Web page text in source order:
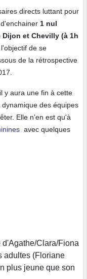
directs luttant pour
1 nul
et Chevilly (à 1h
de se
de la rétrospective
y aura une fin à cette
des équipes
Elle n'en est qu'à
avec quelques
Clara/Fiona
adultes (Floriane
plus jeune que son